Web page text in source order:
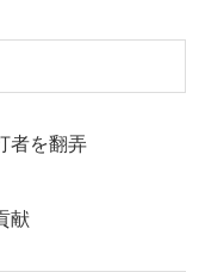
者を翻弄
献